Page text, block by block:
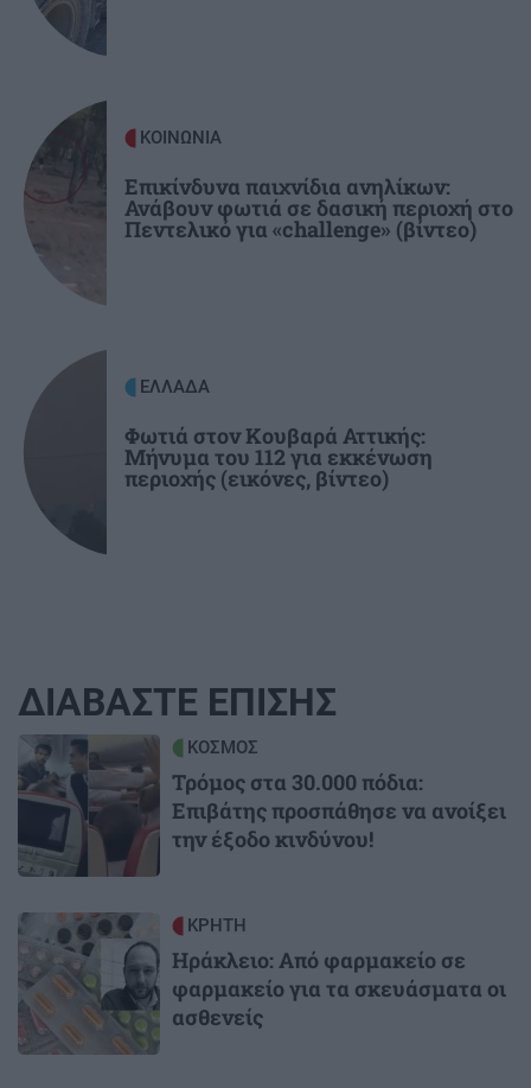
Ανασφάλιστα ΙΧ: Από «κόσκινο» με Τεχνητή
Νοημοσύνη θα περάσουν οι ενστάσεις
ΑΘΛΗΤΙΚΑ
Ευρωπαϊκό Πρωτάθλημα στίβου: Πρεμιέρα
σήμερα με Μίλτο Τεντόγλου
ΚΟΙΝΩΝΙΑ
Επικίνδυνα παιχνίδια ανηλίκων:
Ανάβουν φωτιά σε δασική περιοχή στο
Πεντελικό για «challenge» (βίντεο)
ΕΛΛΑΔΑ
Φωτιά στον Κουβαρά Αττικής:
Μήνυμα του 112 για εκκένωση
περιοχής (εικόνες, βίντεο)
ΔΙΑΒΑΣΤΕ ΕΠΙΣΗΣ
Image ΚΟΣΜΟΣ
Τρόμος στα 30.000 πόδια:
Επιβάτης προσπάθησε να ανοίξει
την έξοδο κινδύνου!
Image ΚΡΗΤΗ
Ηράκλειο: Από φαρμακείο σε
φαρμακείο για τα σκευάσματα οι
ασθενείς